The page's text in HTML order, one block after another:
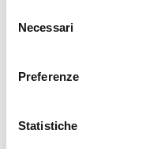
delNecessari
Preferenze
Statistiche
Mazzo Di